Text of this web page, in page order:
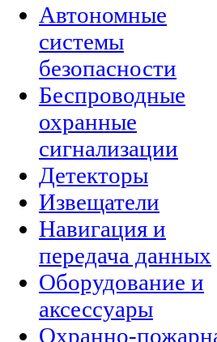
Автономные
системы
безопасности
Беспроводные
охранные
сигнализации
Детекторы
Извещатели
Навигация и
передача данных
Оборудование и
аксессуары
Охранно-